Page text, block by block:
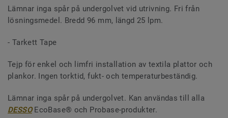
Lämnar inga spår på undergolvet vid utrivning. Fri från
lösningsmedel. Bredd 96 mm, längd 25 lpm.
- Tarkett Tape
Tejp för enkel och limfri installation av textila plattor och
plankor. Ingen torktid, fukt- och temperaturbeständig.
Lämnar inga spår på undergolvet. Kan användas till alla
DESSOEcoBase® och Probase-produkter.